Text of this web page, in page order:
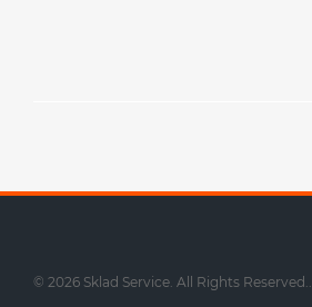
© 2026 Sklad Service. All Rights Reserved..